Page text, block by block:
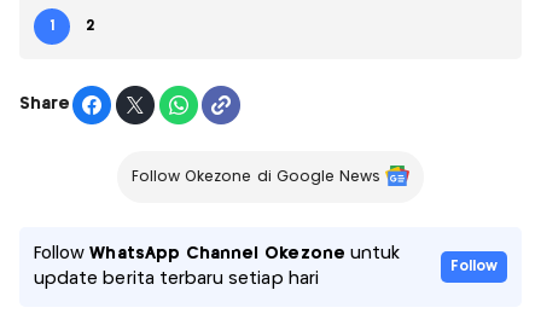
1 2
Share
Follow Okezone di Google News
FollowWhatsApp Channel Okezone untuk
update berita terbaru setiap hari
Follow